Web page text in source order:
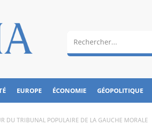
EUROPE ÉCONOMIE GÉOPOLITIQUE
DU TRIBUNAL POPULAIRE DE LA GAUCHE MORALE